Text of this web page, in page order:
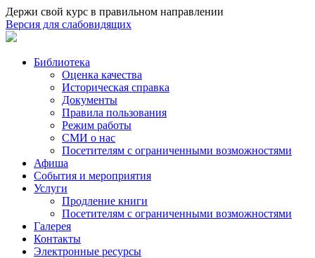
Держи свой курс в правильном направлении
Версия для слабовидящих
Библиотека
Оценка качества
Историческая справка
Документы
Правила пользования
Режим работы
СМИ о нас
Посетителям с ограниченными возможностями
Афиша
События и мероприятия
Услуги
Продление книги
Посетителям с ограниченными возможностями
Галерея
Контакты
Электронные ресурсы